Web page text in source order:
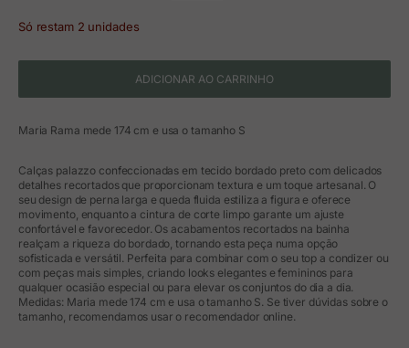
Só restam 2 unidades
ADICIONAR AO CARRINHO
Maria Rama mede 174 cm e usa o tamanho S
Calças palazzo confeccionadas em tecido bordado preto com delicados
detalhes recortados que proporcionam textura e um toque artesanal. O
seu design de perna larga e queda fluida estiliza a figura e oferece
movimento, enquanto a cintura de corte limpo garante um ajuste
confortável e favorecedor. Os acabamentos recortados na bainha
realçam a riqueza do bordado, tornando esta peça numa opção
sofisticada e versátil. Perfeita para combinar com o seu top a condizer ou
com peças mais simples, criando looks elegantes e femininos para
qualquer ocasião especial ou para elevar os conjuntos do dia a dia.
Medidas: Maria mede 174 cm e usa o tamanho S. Se tiver dúvidas sobre o
tamanho, recomendamos usar o recomendador online.